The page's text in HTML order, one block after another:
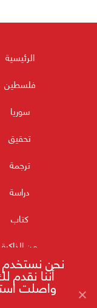
الرئيسية
فلسطين
سوريا
تحقيق
ترجمة
دراسة
كتاب
من الذاكرة
نحن نستخدم
أننا نقدم
واصلت